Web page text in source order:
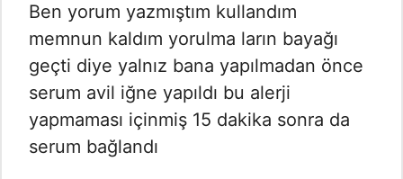
Ben yorum yazmıştım kullandım
memnun kaldım yorulma ların bayağı
geçti diye yalnız bana yapılmadan önce
serum avil iğne yapıldı bu alerji
yapmaması içinmiş 15 dakika sonra da
serum bağlandı